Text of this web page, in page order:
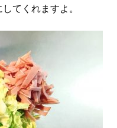
てくれますよ。